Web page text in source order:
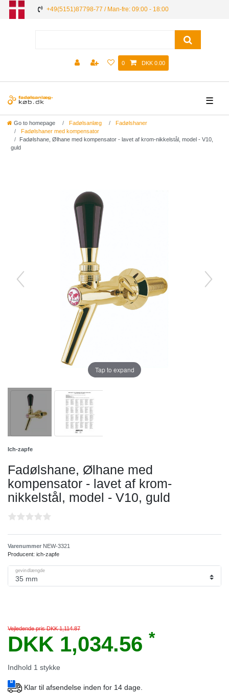
+49(5151)87798-77 / Man-fre: 09:00 - 18:00
0 DKK 0.00
☰
Go to homepage Fadølsanlæg
Fadølshaner
Fadølshaner med kompensator
Fadølshane, Ølhane med kompensator - lavet af krom-nikkelstål, model - V10,
guld
Tap to expand
Ich-zapfe
Fadølshane, Ølhane med
kompensator - lavet af krom-
nikkelstål, model - V10, guld
Varenummer NEW-3321
Producent: ich-zapfe
gevindlængde
Vejledende pris DKK 1,114.87
DKK 1,034.56 *
Indhold 1 stykke
Klar til afsendelse inden for 14 dage.